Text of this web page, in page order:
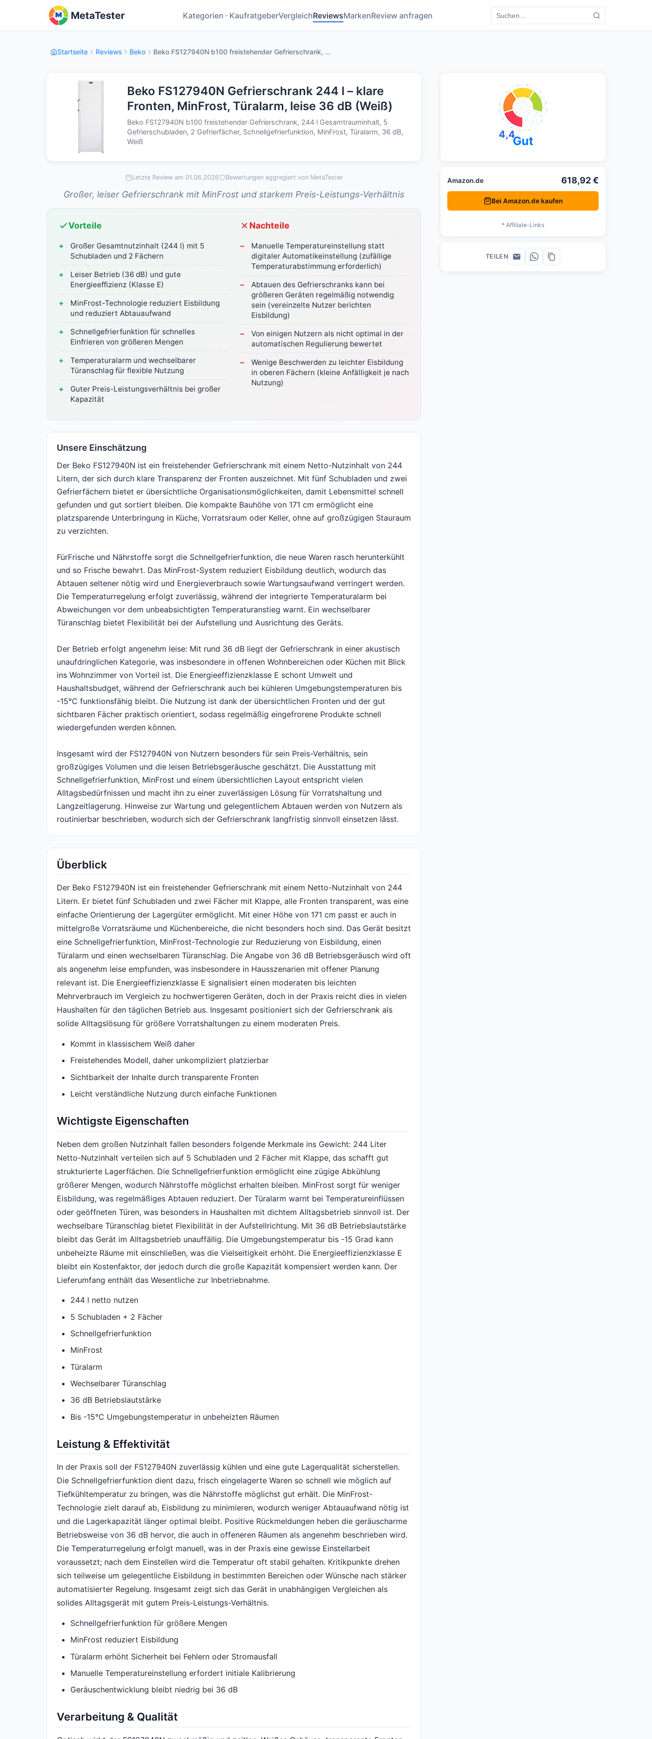
MetaTester Kategorien KaufratgeberVergleichReviewsMarkenReview anfragen
Startseite Reviews Beko Beko FS127940N b100 freistehender Gefrierschrank, ...
Beko FS127940N Gefrierschrank 244 l – klare
Fronten, MinFrost, Türalarm, leise 36 dB (Weiß)
Beko FS127940N b100 freistehender Gefrierschrank, 244 l Gesamtrauminhalt, 5
Gefrierschubladen, 2 Gefrierfächer, Schnellgefrierfunktion, MinFrost, Türalarm, 36 dB,
Weiß
Letzte Review am 01.06.2026 Bewertungen aggregiert von MetaTester
Großer, leiser Gefrierschrank mit MinFrost und starkem Preis-Leistungs-Verhältnis
Vorteile
Großer Gesamtnutzinhalt (244 l) mit 5
Schubladen und 2 Fächern
Leiser Betrieb (36 dB) und gute
Energieeffizienz (Klasse E)
MinFrost-Technologie reduziert Eisbildung
und reduziert Abtauaufwand
Schnellgefrierfunktion für schnelles
Einfrieren von größeren Mengen
Temperaturalarm und wechselbarer
Türanschlag für flexible Nutzung
Guter Preis-Leistungsverhältnis bei großer
Kapazität
Nachteile
Manuelle Temperatureinstellung statt
digitaler Automatikeinstellung (zufällige
Temperaturabstimmung erforderlich)
Abtauen des Gefrierschranks kann bei
größeren Geräten regelmäßig notwendig
sein (vereinzelte Nutzer berichten
Eisbildung)
Von einigen Nutzern als nicht optimal in der
automatischen Regulierung bewertet
Wenige Beschwerden zu leichter Eisbildung
in oberen Fächern (kleine Anfälligkeit je nach
Nutzung)
Unsere Einschätzung
Der Beko FS127940N ist ein freistehender Gefrierschrank mit einem Netto-Nutzinhalt von 244
Litern, der sich durch klare Transparenz der Fronten auszeichnet. Mit fünf Schubladen und zwei
Gefrierfächern bietet er übersichtliche Organisationsmöglichkeiten, damit Lebensmittel schnell
gefunden und gut sortiert bleiben. Die kompakte Bauhöhe von 171 cm ermöglicht eine
platzsparende Unterbringung in Küche, Vorratsraum oder Keller, ohne auf großzügigen Stauraum
zu verzichten.
FürFrische und Nährstoffe sorgt die Schnellgefrierfunktion, die neue Waren rasch herunterkühlt
und so Frische bewahrt. Das MinFrost-System reduziert Eisbildung deutlich, wodurch das
Abtauen seltener nötig wird und Energieverbrauch sowie Wartungsaufwand verringert werden.
Die Temperaturregelung erfolgt zuverlässig, während der integrierte Temperaturalarm bei
Abweichungen vor dem unbeabsichtigten Temperaturanstieg warnt. Ein wechselbarer
Türanschlag bietet Flexibilität bei der Aufstellung und Ausrichtung des Geräts.
Der Betrieb erfolgt angenehm leise: Mit rund 36 dB liegt der Gefrierschrank in einer akustisch
unaufdringlichen Kategorie, was insbesondere in offenen Wohnbereichen oder Küchen mit Blick
ins Wohnzimmer von Vorteil ist. Die Energieeffizienzklasse E schont Umwelt und
Haushaltsbudget, während der Gefrierschrank auch bei kühleren Umgebungstemperaturen bis
-15°C funktionsfähig bleibt. Die Nutzung ist dank der übersichtlichen Fronten und der gut
sichtbaren Fächer praktisch orientiert, sodass regelmäßig eingefrorene Produkte schnell
wiedergefunden werden können.
Insgesamt wird der FS127940N von Nutzern besonders für sein Preis-Verhältnis, sein
großzügiges Volumen und die leisen Betriebsgeräusche geschätzt. Die Ausstattung mit
Schnellgefrierfunktion, MinFrost und einem übersichtlichen Layout entspricht vielen
Alltagsbedürfnissen und macht ihn zu einer zuverlässigen Lösung für Vorratshaltung und
Langzeitlagerung. Hinweise zur Wartung und gelegentlichem Abtauen werden von Nutzern als
routinierbar beschrieben, wodurch sich der Gefrierschrank langfristig sinnvoll einsetzen lässt.
Überblick
Der Beko FS127940N ist ein freistehender Gefrierschrank mit einem Netto-Nutzinhalt von 244
Litern. Er bietet fünf Schubladen und zwei Fächer mit Klappe, alle Fronten transparent, was eine
einfache Orientierung der Lagergüter ermöglicht. Mit einer Höhe von 171 cm passt er auch in
mittelgroße Vorratsräume und Küchenbereiche, die nicht besonders hoch sind. Das Gerät besitzt
eine Schnellgefrierfunktion, MinFrost-Technologie zur Reduzierung von Eisbildung, einen
Türalarm und einen wechselbaren Türanschlag. Die Angabe von 36 dB Betriebsgeräusch wird oft
als angenehm leise empfunden, was insbesondere in Hausszenarien mit offener Planung
relevant ist. Die Energieeffizienzklasse E signalisiert einen moderaten bis leichten
Mehrverbrauch im Vergleich zu hochwertigeren Geräten, doch in der Praxis reicht dies in vielen
Haushalten für den täglichen Betrieb aus. Insgesamt positioniert sich der Gefrierschrank als
solide Alltagslösung für größere Vorratshaltungen zu einem moderaten Preis.
Kommt in klassischem Weiß daher
Freistehendes Modell, daher unkompliziert platzierbar
Sichtbarkeit der Inhalte durch transparente Fronten
Leicht verständliche Nutzung durch einfache Funktionen
Wichtigste Eigenschaften
Neben dem großen Nutzinhalt fallen besonders folgende Merkmale ins Gewicht: 244 Liter
Netto-Nutzinhalt verteilen sich auf 5 Schubladen und 2 Fächer mit Klappe, das schafft gut
strukturierte Lagerflächen. Die Schnellgefrierfunktion ermöglicht eine zügige Abkühlung
größerer Mengen, wodurch Nährstoffe möglichst erhalten bleiben. MinFrost sorgt für weniger
Eisbildung, was regelmäßiges Abtauen reduziert. Der Türalarm warnt bei Temperatureinflüssen
oder geöffneten Türen, was besonders in Haushalten mit dichtem Alltagsbetrieb sinnvoll ist. Der
wechselbare Türanschlag bietet Flexibilität in der Aufstellrichtung. Mit 36 dB Betriebslautstärke
bleibt das Gerät im Alltagsbetrieb unauffällig. Die Umgebungstemperatur bis -15 Grad kann
unbeheizte Räume mit einschließen, was die Vielseitigkeit erhöht. Die Energieeffizienzklasse E
bleibt ein Kostenfaktor, der jedoch durch die große Kapazität kompensiert werden kann. Der
Lieferumfang enthält das Wesentliche zur Inbetriebnahme.
244 l netto nutzen
5 Schubladen + 2 Fächer
Schnellgefrierfunktion
MinFrost
Türalarm
Wechselbarer Türanschlag
36 dB Betriebslautstärke
Bis -15°C Umgebungstemperatur in unbeheizten Räumen
Leistung & Effektivität
In der Praxis soll der FS127940N zuverlässig kühlen und eine gute Lagerqualität sicherstellen.
Die Schnellgefrierfunktion dient dazu, frisch eingelagerte Waren so schnell wie möglich auf
Tiefkühltemperatur zu bringen, was die Nährstoffe möglichst gut erhält. Die MinFrost-
Technologie zielt darauf ab, Eisbildung zu minimieren, wodurch weniger Abtauaufwand nötig ist
und die Lagerkapazität länger optimal bleibt. Positive Rückmeldungen heben die geräuscharme
Betriebsweise von 36 dB hervor, die auch in offeneren Räumen als angenehm beschrieben wird.
Die Temperaturregelung erfolgt manuell, was in der Praxis eine gewisse Einstellarbeit
voraussetzt; nach dem Einstellen wird die Temperatur oft stabil gehalten. Kritikpunkte drehen
sich teilweise um gelegentliche Eisbildung in bestimmten Bereichen oder Wünsche nach stärker
automatisierter Regelung. Insgesamt zeigt sich das Gerät in unabhängigen Vergleichen als
solides Alltagsgerät mit gutem Preis-Leistungs-Verhältnis.
Schnellgefrierfunktion für größere Mengen
MinFrost reduziert Eisbildung
Türalarm erhöht Sicherheit bei Fehlern oder Stromausfall
Manuelle Temperatureinstellung erfordert initiale Kalibrierung
Geräuschentwicklung bleibt niedrig bei 36 dB
Verarbeitung & Qualität
4,4Gut
Amazon.de 618,92 €
Bei Amazon.de kaufen
* Affiliate-Links
TEILEN